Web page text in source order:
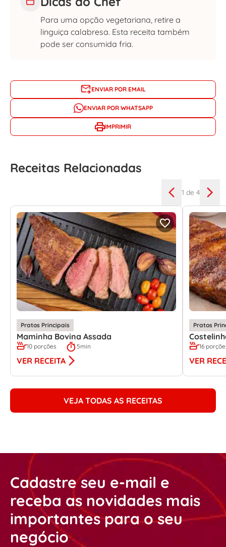
Para uma opção vegetariana, retire a
linguiça calabresa. Esta receita também
pode ser consumida fria.
ENVIAR POR EMAIL
ENVIAR POR WHATSAPP
IMPRIMIR
Receitas Relacionadas
1 de 4
Pratos Principais
Maminha Bovina Assada
10 porções 5min
VER RECEITA
Pratos
16
VER
VEJA TODAS AS RECEITAS
Cadastre seu e-mail e
receba as novidades mais
importantes para o seu
negócio